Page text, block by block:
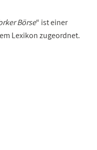
Börse“ ist einer
Lexikon zugeordnet.